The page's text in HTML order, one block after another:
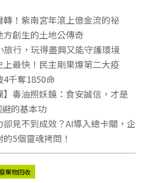
轉！紫南宮年滾上億金流的祕
方創生的土地公傳奇
旅行，玩得盡興又能守護環境
上最快！民主剛果爆第二大疫
4千奪1850命
】毒油照妖鏡：食安誠信，才是
避的基本功
卻見不到成效？AI導入總卡關，企
5個靈魂拷問！
棄物回收